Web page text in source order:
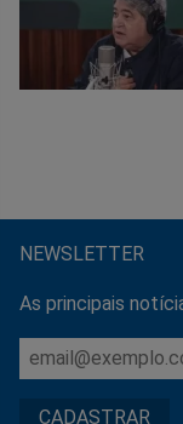
NEWSLETTER
As principais